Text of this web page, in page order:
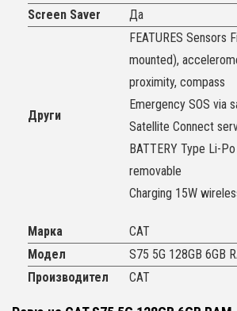
Screen Saver
Да
Други
FEATURES Sensors
mounted),
proximity, compass
Emergency SOS via
Satellite Connect
BATTERY Type Li-
removable
Charging 15W
Марка
CAT
Модел
S75 5G 128GB 6GB
Производител
CAT